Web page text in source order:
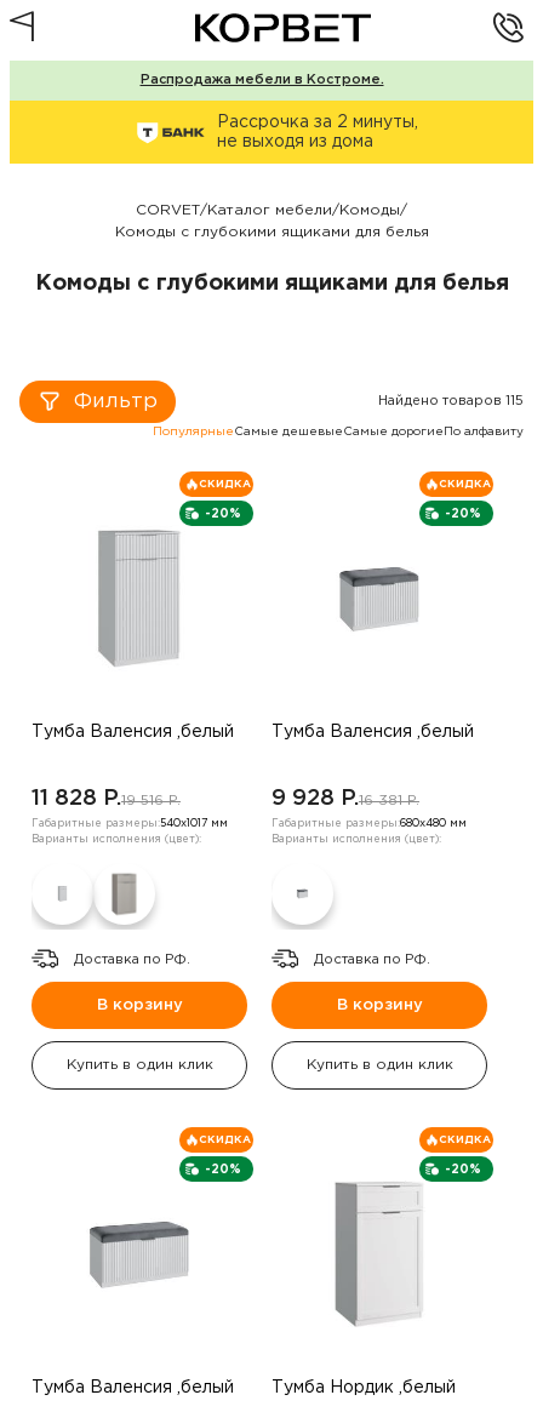
Распродажа мебели в Костроме.
Рассрочка за 2 минуты,
не выходя из дома
CORVET/Каталог мебели/Комоды/
Комоды с глубокими ящиками для белья
Комоды с глубокими ящиками для белья
Фильтр Найдено товаров 115
Популярные Самые дешевые Самые дорогие По алфавиту
-20%
СКИДКА
Тумба Валенсия ,белый
11 828 P.19 516 P.
Габаритные размеры:540х1017 мм
Варианты исполнения (цвет):
Доставка по РФ.
В корзину
Купить в один клик
-20%
СКИДКА
Тумба Валенсия ,белый
9 928 P.16 381 P.
Габаритные размеры:680х480 мм
Варианты исполнения (цвет):
Доставка по РФ.
В корзину
Купить в один клик
-20%
СКИДКА
Тумба Валенсия ,белый
-20%
СКИДКА
Тумба Нордик ,белый